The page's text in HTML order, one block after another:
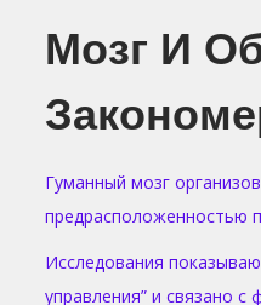
Мозг И
Гуманный мозг
предрасположенностью
Исследования
управления” и связано